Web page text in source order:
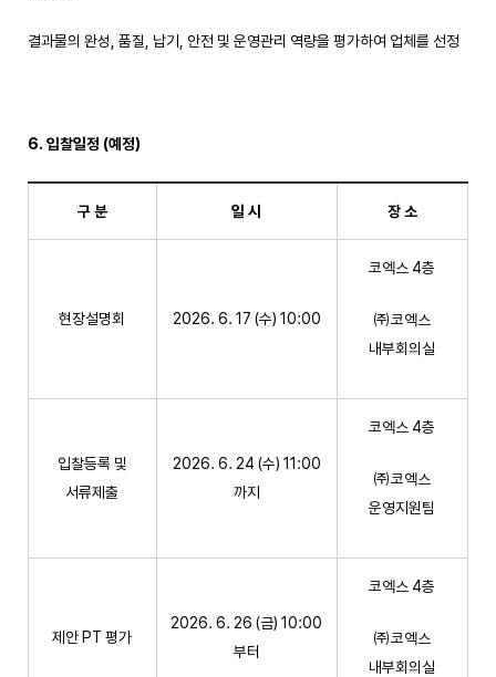
결과물의 완성, 품질, 납기, 안전 및 운영관리 역량을 평가하여 업체를 선정
6. 입찰일정 (예정)
구 분 일 시 장 소
현장설명회 2026. 6. 17 (수) 10:00
코엑스 4층
㈜코엑스
내부회의실
입찰등록 및
서류제출
2026. 6. 24 (수) 11:00
까지
코엑스 4층
㈜코엑스
운영지원팀
제안 PT 평가
2026. 6. 26 (금) 10:00
부터
코엑스 4층
㈜코엑스
내부회의실